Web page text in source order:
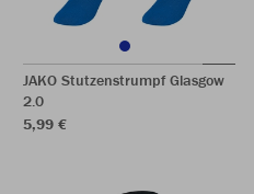
JAKO Stutzenstrumpf Glasgow
2.0
5,99 €